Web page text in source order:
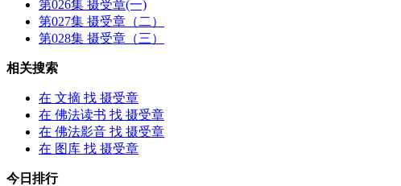
第026集 摄受章(一)
第027集 摄受章 （二）
第028集 摄受章 （三）
相关搜索
在 文摘 找 摄受章
在 佛法读书 找 摄受章
在 佛法影音 找 摄受章
在 图库 找 摄受章
今日排行